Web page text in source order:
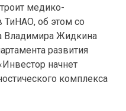
медико-
ТиНАО, об этом со
Владимира Жидкина
развития
начнет
комплекса